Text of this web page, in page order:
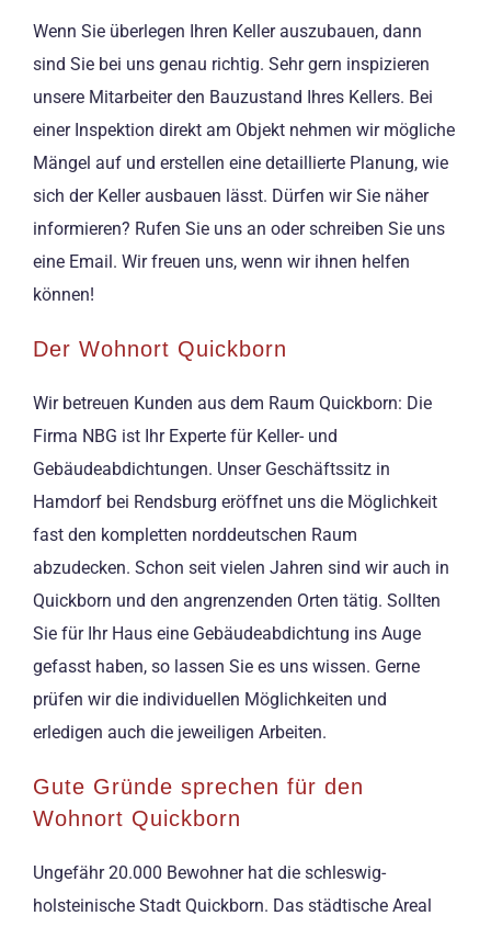
Wenn Sie überlegen Ihren Keller auszubauen, dann
sind Sie bei uns genau richtig. Sehr gern inspizieren
unsere Mitarbeiter den Bauzustand Ihres Kellers. Bei
einer Inspektion direkt am Objekt nehmen wir mögliche
Mängel auf und erstellen eine detaillierte Planung, wie
sich der Keller ausbauen lässt. Dürfen wir Sie näher
informieren? Rufen Sie uns an oder schreiben Sie uns
eine Email. Wir freuen uns, wenn wir ihnen helfen
können!
Der Wohnort Quickborn
Wir betreuen Kunden aus dem Raum Quickborn: Die
Firma NBG ist Ihr Experte für Keller- und
Gebäudeabdichtungen. Unser Geschäftssitz in
Hamdorf bei Rendsburg eröffnet uns die Möglichkeit
fast den kompletten norddeutschen Raum
abzudecken. Schon seit vielen Jahren sind wir auch in
Quickborn und den angrenzenden Orten tätig. Sollten
Sie für Ihr Haus eine Gebäudeabdichtung ins Auge
gefasst haben, so lassen Sie es uns wissen. Gerne
prüfen wir die individuellen Möglichkeiten und
erledigen auch die jeweiligen Arbeiten.
Gute Gründe sprechen für den
Wohnort Quickborn
Ungefähr 20.000 Bewohner hat die schleswig-
holsteinische Stadt Quickborn. Das städtische Areal